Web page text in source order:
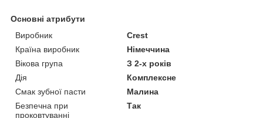
Основні атрибути
Виробник
Crest
Країна виробник
Німеччина
Вікова група
З 2-х років
Дія
Комплексне
Смак зубної пасти
Малина
Безпечна при
проковтуванні
Так